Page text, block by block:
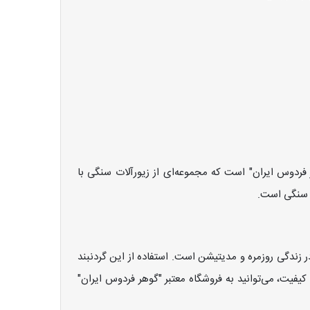
فردوس ایران" است که مجموعه‌ای از زیورآلات سنگی با
سنگی است.
روزمره و مدیتیشن است. استفاده از این گردنبند
می‌توانید به فروشگاه معتبر "گوهر فردوس ایران"